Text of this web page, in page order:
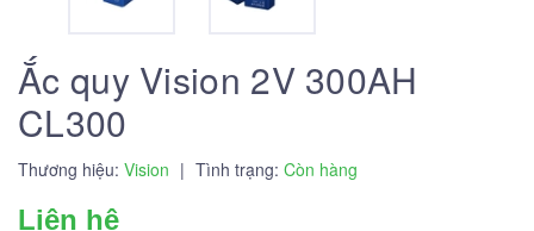
Ắc quy Vision 2V 300AH
CL300
Thương hiệu: Vision | Tình trạng: Còn hàng
Liên hệ